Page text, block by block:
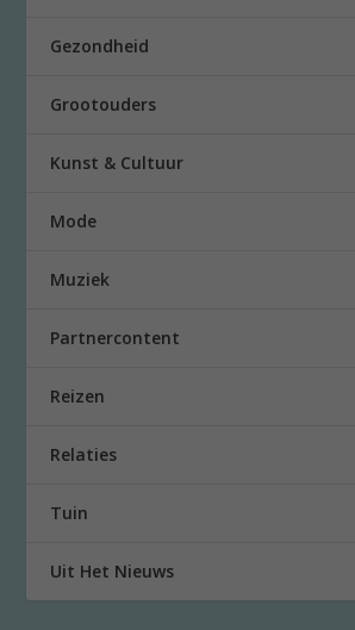
Gezondheid
Grootouders
Kunst & Cultuur
Mode
Muziek
Partnercontent
Reizen
Relaties
Tuin
Uit Het Nieuws